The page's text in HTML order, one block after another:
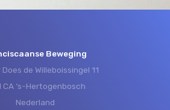
Beweging
de Willeboissingel 11
CA ‘s-Hertogenbosch
Nederland